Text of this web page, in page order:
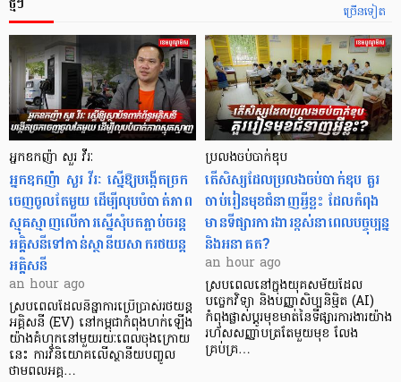
ច្រើនទៀត
អ្នកឧកញ៉ា សួរ វីរៈ
អ្នកឧកញ៉ា សួរ វីរៈ ស្នើឱ្យបង្កើតច្រក
ចេញចូលតែមួយ ដើម្បីលុបបំបាត់ភាព
ស្មុគស្មាញលើការស្នើសុំបតភ្ជាប់ចរន្ត
អគ្គិសនីទៅកាន់ស្ថានីយសាករថយន្ត
អគ្គិសនី
an hour ago
ស្របពេលដែលនិន្នាការប្រើប្រាស់រថយន្ត
អគ្គិសនី (EV) នៅកម្ពុជាកំពុងហក់ឡើង
យ៉ាងគំហុកនៅមួយរយៈពេលចុងក្រោយ
នេះ ការវិនិយោគលើស្ថានីយបញ្ចូល
ថាមពលអគ្គ…
ប្រលងចប់បាក់ឌុប
តើសិស្សដែលប្រលងចប់បាក់ឌុប គួរ
ចាប់រៀនមុខជំនាញអ្វីខ្លះ ដែលកំពុង
មានទីផ្សារការងារខ្ពស់នាពេលបច្ចុប្បន្ន
និងអនាគត?
an hour ago
ស្របពេលនៅក្នុងយុគសម័យដែល
បច្ចេកវិទ្យា និងបញ្ញាសិប្បនិម្មិត (AI)
កំពុងផ្លាស់ប្តូរមុខមាត់នៃទីផ្សារការងារយ៉ាង
រហ័សសញ្ញាបត្រតែមួយមុខ លែង
គ្រប់គ្រ…